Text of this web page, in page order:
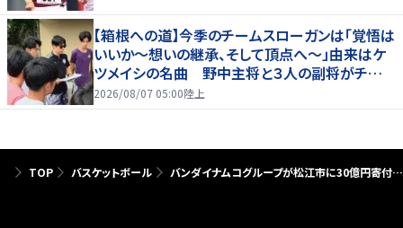
【箱根への道】今季のチームスローガンは「覚悟は
いいか～想いの継承、そして頂点へ～」由来はケ
ツメイシの名曲 野中主将と３人の副将がチーム
を引っ張る…夏合宿特集第１弾、国学院大
2026/08/07 05:00陸上
TOP バスケットボール バンダイナムコグループが松江市に30億円寄付